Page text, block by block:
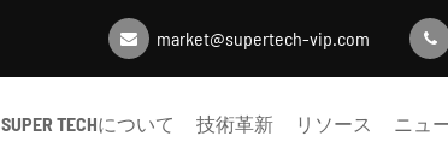
market@supertech-vip.com
SUPER TECHについて 技術革新 リソース ニュ